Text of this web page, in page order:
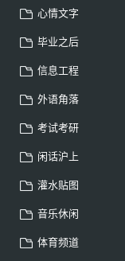
心情文字
毕业之后
信息工程
外语角落
考试考研
闲话沪上
灌水贴图
音乐休闲
体育频道